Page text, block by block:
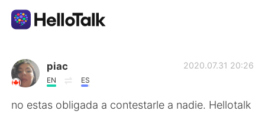
언어 교환 앱
AI Grammar Checker
piac
EN ES
2020.07.31 20:26
no estas obligada a contestarle a nadie. Hellotalk